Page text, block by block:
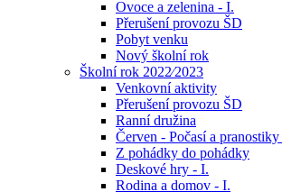
Ovoce a zelenina - I.
Přerušení provozu ŠD
Pobyt venku
Nový školní rok
Školní rok 2022⁄2023
Venkovní aktivity
Přerušení provozu ŠD
Ranní družina
Červen - Počasí a
Z pohádky do pohádky
Deskové hry - I.
Rodina a domov - I.